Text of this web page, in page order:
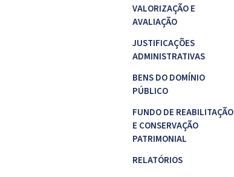
VALORIZAÇÃO E
AVALIAÇÃO
JUSTIFICAÇÕES
ADMINISTRATIVAS
BENS DO DOMÍNIO
PÚBLICO
FUNDO DE REABILITAÇÃO
E CONSERVAÇÃO
PATRIMONIAL
RELATÓRIOS